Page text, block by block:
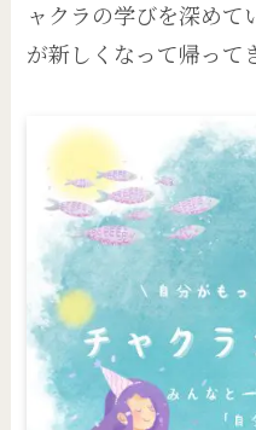
ャクラの学びを深めて
が新しくなって帰って